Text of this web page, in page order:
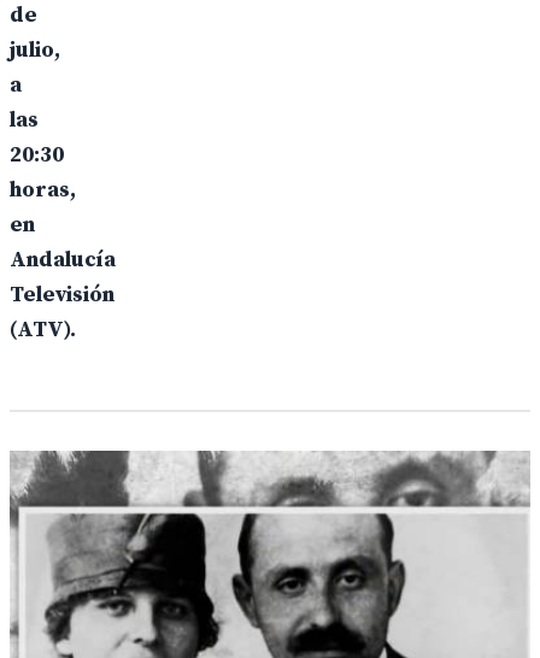
de
julio,
a
las
20:30
horas,
en
Andalucía
Televisión
(ATV).